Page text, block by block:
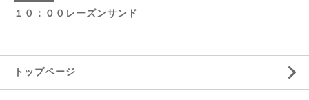
１０：００レーズンサンド
トップページ